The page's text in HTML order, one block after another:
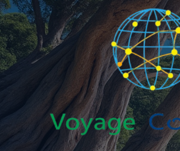
Aller
au
contenu